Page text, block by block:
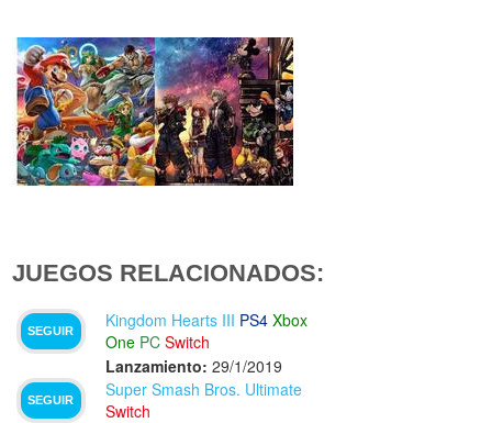
JUEGOS RELACIONADOS:
SEGUIR
Kingdom Hearts III PS4 Xbox
One PC Switch
Lanzamiento: 29/1/2019
SEGUIR
Super Smash Bros. Ultimate
Switch